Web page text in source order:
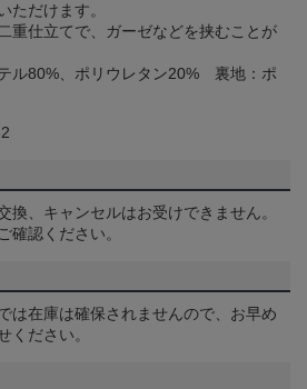
ただけます。
重仕立てで、ガーゼなどを挟むことが
ル80%、ポリウレタン20% 裏地：ポ
換、キャンセルはお受けできません。
確認ください。
は在庫は確保されませんので、お早め
ください。